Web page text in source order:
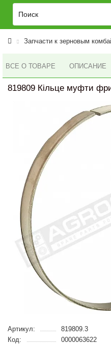
Запчасти к зерновым
ВСЕ О ТОВАРЕ ОПИСАНИЕ
819809 Кільце муфти
Артикул:
819809.3
Код:
0000063622